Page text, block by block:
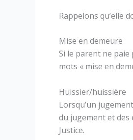
Rappelons qu’elle
Mise en demeure
Si le parent ne paie
mots « mise en
Huissier/huissière
Lorsqu’un
du jugement et des
Justice.